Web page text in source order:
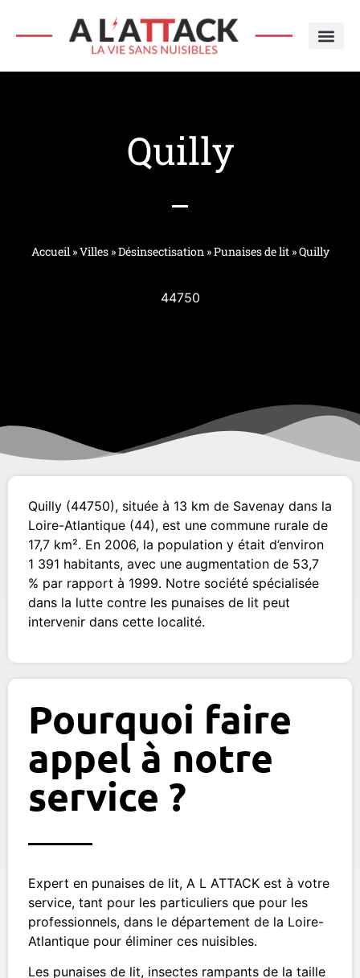
Quilly
Accueil»Villes»Désinsectisation»Punaises de lit»Quilly
44750
Quilly (44750), située à 13 km de Savenay dans la
Loire-Atlantique (44), est une commune rurale de
17,7 km². En 2006, la population y était d’environ
1 391 habitants, avec une augmentation de 53,7
% par rapport à 1999. Notre société spécialisée
dans la lutte contre les punaises de lit peut
intervenir dans cette localité.
Pourquoi faire
appel à notre
service ?
Expert en punaises de lit, A L ATTACK est à votre
service, tant pour les particuliers que pour les
professionnels, dans le département de la Loire-
Atlantique pour éliminer ces nuisibles.
Les punaises de lit, insectes rampants de la taille